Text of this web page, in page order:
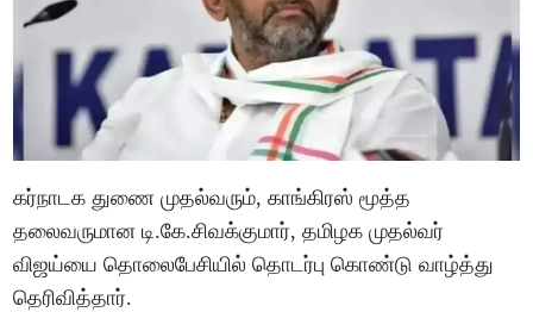
கர்நாடக துணை முதல்வரும், காங்கிரஸ் மூத்த
தலைவருமான டி.கே.சிவக்குமார், தமிழக முதல்வர்
விஜய்யை தொலைபேசியில் தொடர்பு கொண்டு வாழ்த்து
தெரிவித்தார்.